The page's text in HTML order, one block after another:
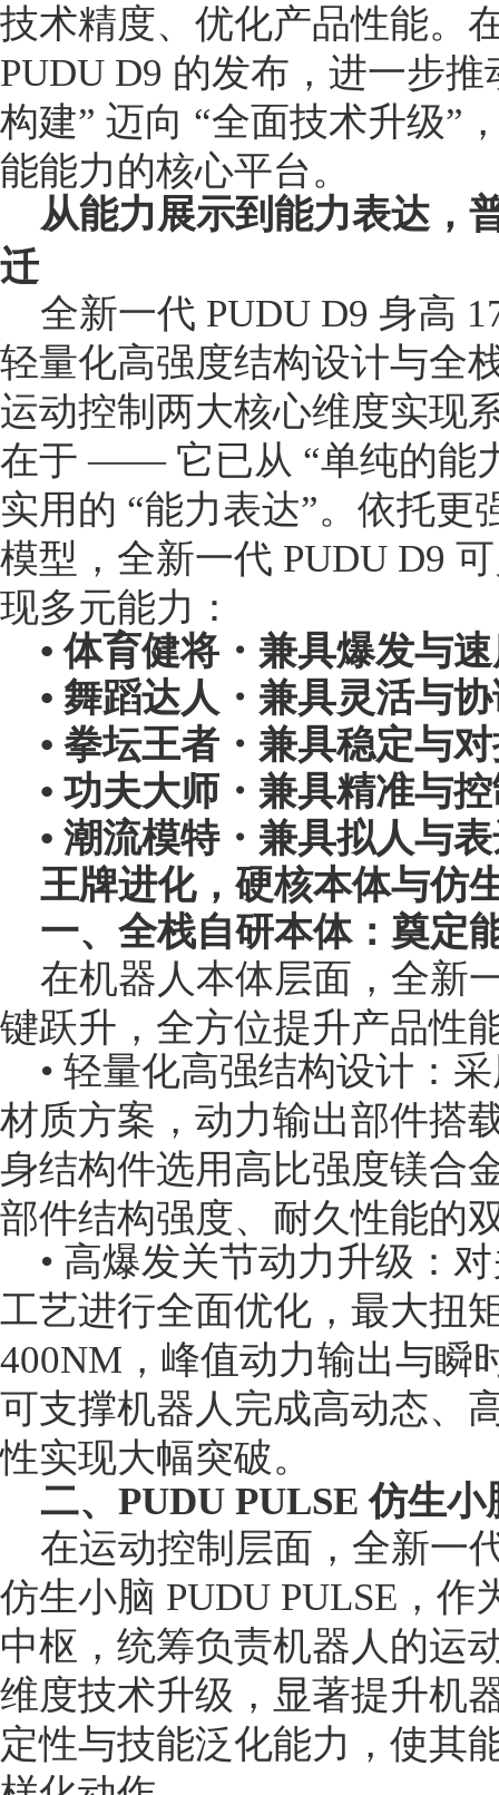
技术精度、优化产品性能。
PUDU D9 的发布，进一步
构建” 迈向 “全面技术升级”
能能力的核心平台。
从能力展示到能力表达，
迁
全新一代 PUDU D9 身高
轻量化高强度结构设计与全
运动控制两大核心维度实现
在于 —— 它已从 “单纯的能
实用的 “能力表达”。依托更
模型，全新一代 PUDU D9
现多元能力：
• 体育健将・兼具爆发与
• 舞蹈达人・兼具灵活与
• 拳坛王者・兼具稳定与
• 功夫大师・兼具精准与
• 潮流模特・兼具拟人与
王牌进化，硬核本体与仿
一、全栈自研本体：奠定
在机器人本体层面，全新
键跃升，全方位提升产品性
• 轻量化高强结构设计：
材质方案，动力输出部件搭
身结构件选用高比强度镁合
部件结构强度、耐久性能的
• 高爆发关节动力升级：
工艺进行全面优化，最大扭
400NM，峰值动力输出与瞬
可支撑机器人完成高动态、
性实现大幅突破。
二、PUDU PULSE 仿生
在运动控制层面，全新一
仿生小脑 PUDU PULSE，
中枢，统筹负责机器人的运
维度技术升级，显著提升机
定性与技能泛化能力，使其